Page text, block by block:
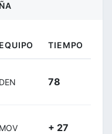
EQUIPO TIEMPO
DEN 78
MOV + 27